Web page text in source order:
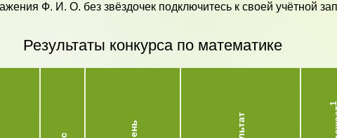
Ф. И. О. без звёздочек подключитесь к своей учётной
Результаты конкурса по математике
1